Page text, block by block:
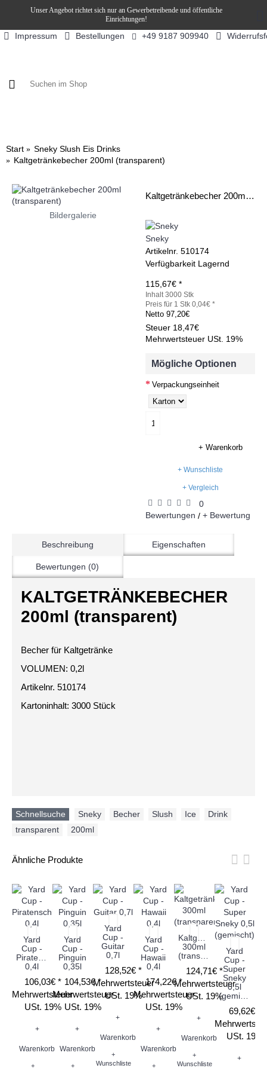
Unser Angebot richtet sich nur an Gewerbetreibende und öffentliche
Einrichtungen!
Impressum Bestellungen +49 9187 909940
Start
Sneky Slush Eis Drinks
Kaltgetränkebecher 200ml (transparent)
Bildergalerie
Kaltgetränkebecher 200ml (transparent)
Sneky
Artikelnr. 510174
Verfügbarkeit Lagernd
115,67€ *
Inhalt 3000 Stk
Preis für 1 Stk 0,04€ *
Netto 97,20€
Steuer 18,47€
Mehrwertsteuer USt. 19%
Mögliche Optionen
Verpackungseinheit
+ Warenkorb
+ Wunschliste
+ Vergleich
0
Bewertungen / + Bewertung
Beschreibung Eigenschaften
Bewertungen (0)
KALTGETRÄNKEBECHER
200ml (transparent)
Becher für Kaltgetränke
VOLUMEN: 0,2l
Artikelnr. 510174
Kartoninhalt: 3000 Stück
Schnellsuche Sneky Becher Slush Ice Drink
transparent
200ml
Ähnliche Produkte
Yard
Cup -
Piratenschiff
0,4l
106,03€ *
Mehrwertsteuer
USt. 19%
+
Warenkorb
+
Yard
Cup -
Pinguin
0,35l
104,53€ *
Mehrwertsteuer
USt. 19%
+
Warenkorb
+
Yard
Cup -
Guitar
0,7l
128,52€ *
Mehrwertsteuer
USt. 19%
+
Warenkorb
+
Wunschliste
Yard
Cup -
Hawaii
0,4l
174,22€ *
Mehrwertsteuer
USt. 19%
+
Warenkorb
+
Kaltgetränkebecher
300ml
(transparent)
124,71€ *
Mehrwertsteuer
USt. 19%
+
Warenkorb
+
Wunschliste
Yard
Cup -
Super
Sneky
0,5l
(gemischt)
69,62€ *
USt. 19%
+